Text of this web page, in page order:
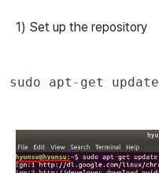
1) Set up the repository
sudo apt - get update